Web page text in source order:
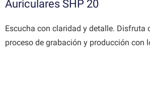
Auriculares SHP 20
Escucha con claridad y detalle. Disfruta
proceso de grabación y producción con